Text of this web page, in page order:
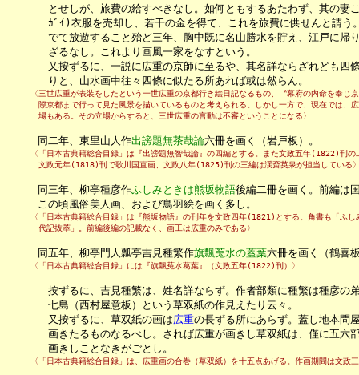
とせしが、旅費の給すべきなし。如何ともするあたわず、其の妻こ
ｶﾞｲ)衣服を売却し、若干の金を得て、これを旅費に供せんと請う。
でて放遊すること殆ど三年、胸中既に名山勝水を貯え、江戸に帰り
ざるなし。これより画風一家をなすという。
又按ずるに、一説に広重の京師に至るや、其名詳ならざれども四條
りと、山水画中往々四條に似たる所あれば或は然らん。
〈三世広重が表装をしたという一世広重の京都行き絵日記なるもの、〝幕府の内命を奉じ京
際京都まで行って見た風景を描いているものと考えられる。しかし一方で、現在では、広
場もある。その立場からすると、三世広重の言動は不審ということになる〉
同二年、東里山人作出謗題無茶哉論六冊を画く（岩戸板）。
〈「日本古典籍総合目録」は『出謗題無智哉論』の四編とする。また文政五年(1822)刊の
文政元年(1818)刊で歌川国直画、文政八年(1825)刊の三編は渓斎英泉が担当している
同三年、柳亭種彦作ふしみときは熊坂物語後編二冊を画く。前編は
この頃風俗美人画、および鳥羽絵を画く多し。
〈「日本古典籍総合目録」は『熊坂物語』の刊年を文政四年(1821)とする。角書も「ふし
代記抜萃」。前編後編の記載なく、画工は広重のみである〉
同五年、柳亭門人瓢亭吉見種繁作旗飄莵水の蓋葉六冊を画く（鶴喜
〈「日本古典籍総合目録」には『旗飄菟水葛葉』（文政五年(1822)刊）〉
按ずるに、吉見種繁は、姓名詳ならず。作者部類に種繁は種彦の弟
七島（西村屋意板）という草双紙の作見えたり云々。
又按ずるに、草双紙の画は広重の長ずる所にあらず。蓋し地本問
画きたるものなるべし。されば広重が画きし草双紙は、僅に五六部
画きしことなきがごとし。
〈「日本古典籍総合目録」は、広重画の合巻（草双紙）を十五点あげる。作画期間は文政